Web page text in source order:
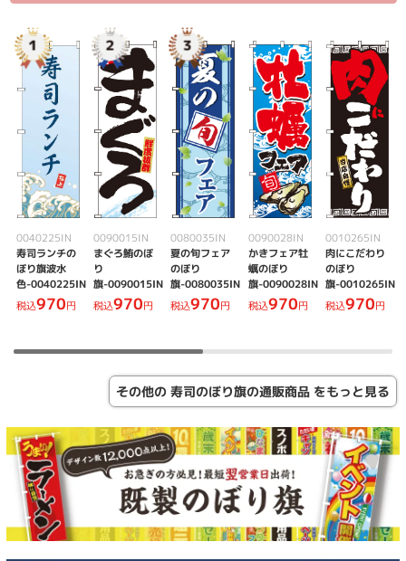
0040225IN
寿司ランチの
ぼり旗波水
色-0040225IN
税込970円
0090015IN
まぐろ鮪のぼ
り
旗-0090015IN
税込970円
0080035IN
夏の旬フェア
のぼり
旗-0080035IN
税込970円
0090028IN
かきフェア牡
蠣のぼり
旗-0090028IN
税込970円
0010265IN
肉にこだわり
のぼり
旗-0010265IN
税込970円
その他の 寿司のぼり旗の通販商品 をもっと見る